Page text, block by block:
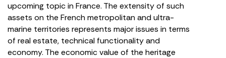
upcoming topic in France. The extensity of such
assets on the French metropolitan and ultra-
marine territories represents major issues in terms
of real estate, technical functionality and
economy. The economic value of the heritage